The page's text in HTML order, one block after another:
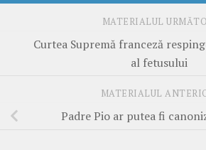
MATERIALUL
Curtea Supremă franceză
al fetusului
MATERIALUL
Padre Pio ar putea fi